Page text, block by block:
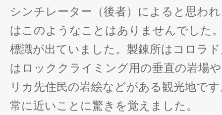
シンチレーター（後者）によると思わ
はこのようなことはありませんでした
標識が出ていました。製錬所はコロラ
はロッククライミング用の垂直の岩場
リカ先住民の岩絵などがある観光地で
常に近いことに驚きを覚えました。